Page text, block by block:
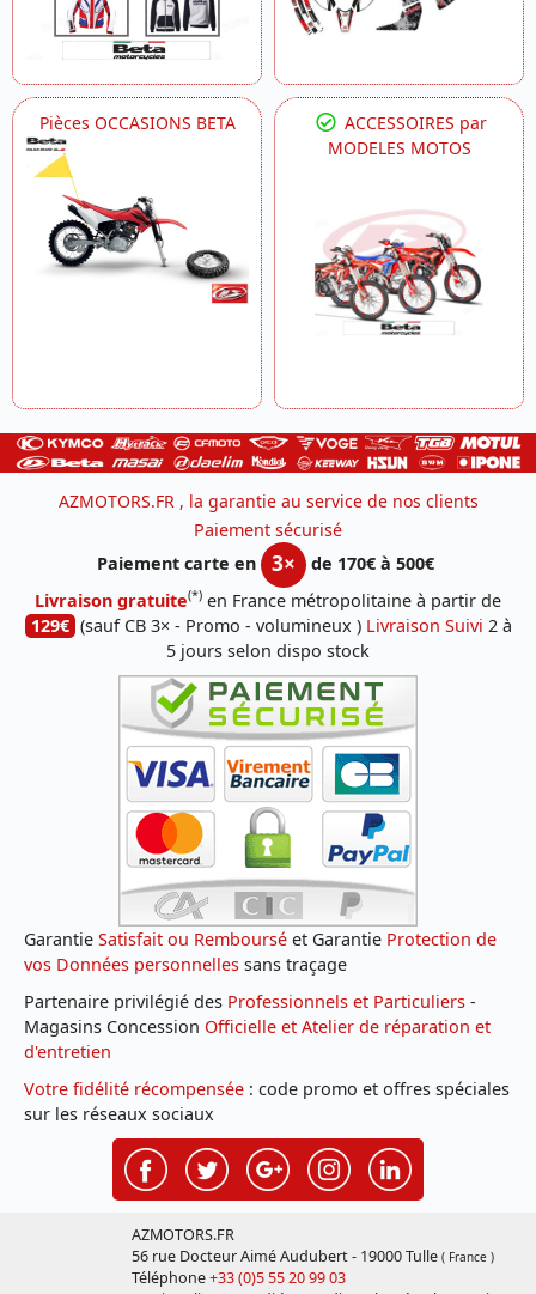
Pièces OCCASIONS BETA
ACCESSOIRES par
MODELES MOTOS
AZMOTORS.FR , la garantie au service de nos clients
Paiement sécurisé
Paiement carte en
3×
de 170€ à 500€
Livraison gratuite(*) en France métropolitaine à partir de
129€ (sauf CB 3× - Promo - volumineux ) Livraison Suivi 2 à
5 jours selon dispo stock
Garantie Satisfait ou Remboursé et Garantie Protection de
vos Données personnelles sans traçage
Partenaire privilégié des Professionnels et Particuliers -
Magasins Concession Officielle et Atelier de réparation et
d'entretien
Votre fidélité récompensée : code promo et offres spéciales
sur les réseaux sociaux
AZMOTORS.FR
56 rue Docteur Aimé Audubert - 19000 Tulle ( France )
Téléphone+33 (0)5 55 20 99 03